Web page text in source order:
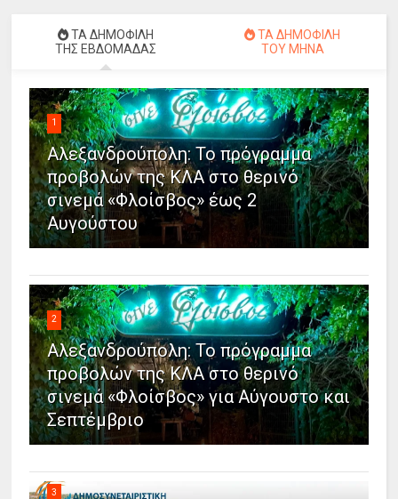
ΤΑ ΔΗΜΟΦΙΛΗ
ΤΗΣ ΕΒΔΟΜΑΔΑΣ
ΤΑ ΔΗΜΟΦΙΛΗ
ΤΟΥ ΜΗΝΑ
1
Αλεξανδρούπολη: Το πρόγραμμα
προβολών της ΚΛΑ στο θερινό
σινεμά «Φλοίσβος» έως 2
Αυγούστου
2
Αλεξανδρούπολη: Το πρόγραμμα
προβολών της ΚΛΑ στο θερινό
σινεμά «Φλοίσβος» για Αύγουστο και
Σεπτέμβριο
3